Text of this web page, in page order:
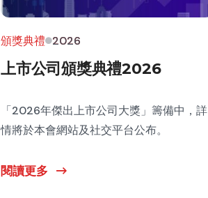
頒獎典禮 2026
上市公司頒獎典禮2026
「2026年傑出上市公司大獎」籌備中，詳
情將於本會網站及社交平台公布。
閱讀更多